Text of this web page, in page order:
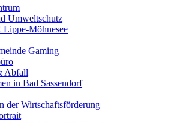
Umweltschutz
Möhnesee
Gaming
Abfall
in Bad Sassendorf
der Wirtschaftsförderung